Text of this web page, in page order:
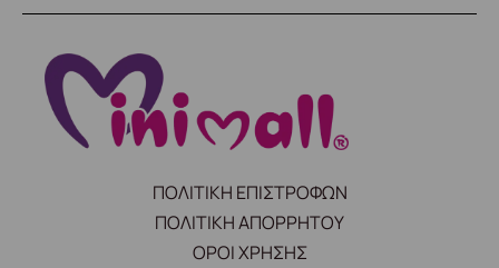
ΠΟΛΙΤΙΚΗ ΕΠΙΣΤΡΟΦΩΝ
ΠΟΛΙΤΙΚΗ ΑΠΟΡΡΗΤΟΥ
ΟΡΟΙ ΧΡΗΣΗΣ